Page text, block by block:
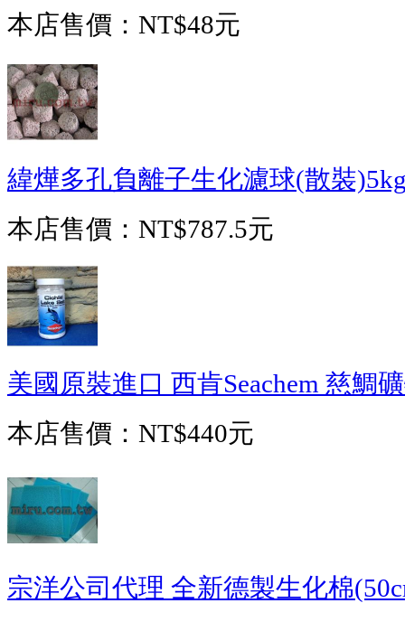
本店售價： NT$48元
緯燁多孔負離子生化濾球(散裝
本店售價： NT$787.5元
美國原裝進口 西肯Seachem 慈鯛
本店售價： NT$440元
宗洋公司代理 全新德製生化棉